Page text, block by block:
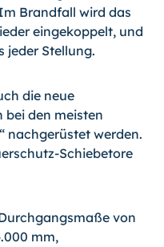
Brandfall wird das
eingekoppelt, und
jeder Stellung.
die neue
bei den meis­ten
nachgerüstet werden.
Schiebetore
von
mm,